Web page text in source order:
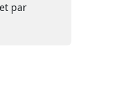
par